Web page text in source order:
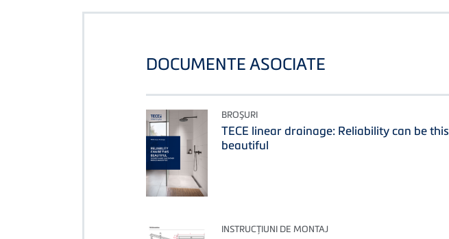
DOCUMENTE ASOCIATE
BROŞURI
TECE linear drainage: Reliability can be this
beautiful
INSTRUCŢIUNI DE MONTAJ